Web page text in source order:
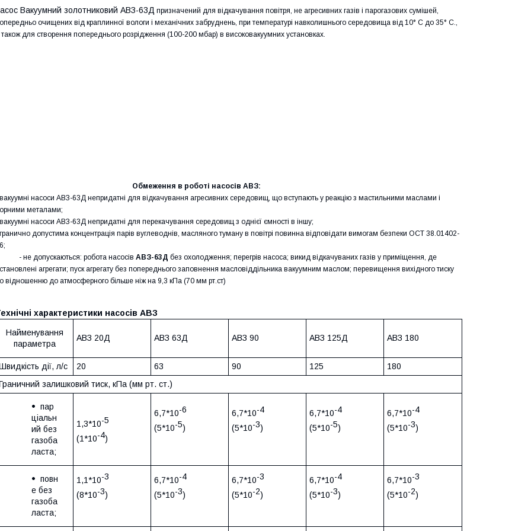
Вакуумний золотниковий АВЗ-63Д призначений для відкачування повітря, не агресивних газів і парогазових сумішей,
очищених від краплинної вологи і механічних забруднень, при температурі навколишнього середовища від 10° С до 35° С.,
також для створення попереднього розрідження (100-200 мбар) в високовакуумних установках.
Обмеження в роботі насосів АВЗ:
насоси АВЗ-63Д непридатні для відкачування агресивних середовищ, що вступають у реакцію з мастильними маслами і
металами;
насоси АВЗ-63Д непридатні для перекачування середовищ з однієї ємності в іншу;
допустима концентрація парів вуглеводнів, масляного туману в повітрі повинна відповідати вимогам безпеки ОСТ 38.01402-
- не допускаються: робота насосів АВЗ-63Д без охолодження; перегрів насоса; викид відкачуваних газів у приміщення, де
агрегати; пуск агрегату без попереднього заповнення масловіддільника вакуумним маслом; перевищення вихідного тиску
відношенню до атмосферного більше ніж на 9,3 кПа (70 мм рт.ст)
характеристики насосів АВЗ
Найменування
параметра
АВЗ 20Д АВЗ 63Д АВЗ 90 АВЗ 125Д АВЗ 180
дії, л/с 20 63 90 125
180
залишковий тиск, кПа (мм рт. ст.)
пар
ціальн
ий без
газоба
ласта;
1,3*10-5
(1*10-4)
6,7*10-6
(5*10-5)
6,7*10-4
(5*10-3)
6,7*10-4
(5*10-5)
6,7*10-4
(5*10-3)
повн
е без
газоба
ласта;
1,1*10-3
(8*10-3)
6,7*10-4
(5*10-3)
6,7*10-3
(5*10-2)
6,7*10-4
(5*10-3)
6,7*10-3
(5*10-2)